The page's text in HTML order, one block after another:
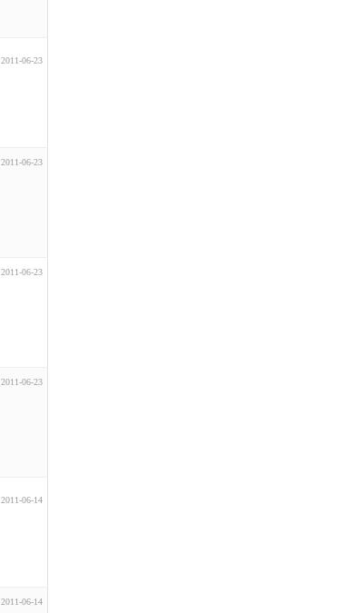
2011-06-23
2011-06-23
2011-06-23
2011-06-23
2011-06-14
2011-06-14